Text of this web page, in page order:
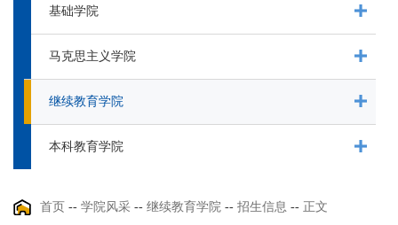
基础学院
马克思主义学院
继续教育学院
本科教育学院
首页 -- 学院风采 -- 继续教育学院 -- 招生信息 -- 正文